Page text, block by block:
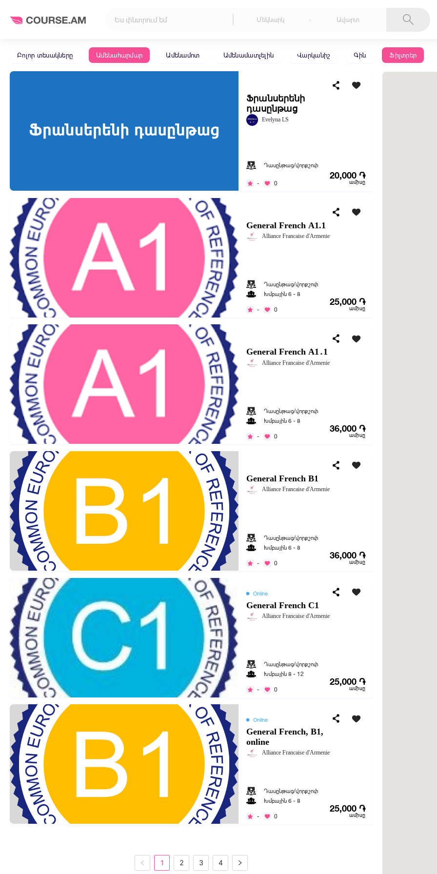
-
Բոլոր տեսակները Ամենահարմար Ամենամոտ Ամենամատչելին Վարկանիշ Գին Ֆիլտրեր
Ֆրանսերենի
դասընթաց
Evelyna LS
Դասընթաց/վորքշոփ
- 0
20,000 ֏
ամիսը
General French A1.1
Alliance Francaise d'Armenie
Դասընթաց/վորքշոփ
Խմբային 6 - 8
- 0
25,000 ֏
ամիսը
General French A1․1
Alliance Francaise d'Armenie
Դասընթաց/վորքշոփ
Խմբային 6 - 8
- 0
36,000 ֏
ամիսը
General French B1
Alliance Francaise d'Armenie
Դասընթաց/վորքշոփ
Խմբային 6 - 8
- 0
36,000 ֏
ամիսը
Online
General French C1
Alliance Francaise d'Armenie
Դասընթաց/վորքշոփ
Խմբային 8 - 12
- 0
25,000 ֏
ամիսը
Online
General French, B1,
online
Alliance Francaise d'Armenie
Դասընթաց/վորքշոփ
Խմբային 6 - 8
- 0
25,000 ֏
ամիսը
1 2 3 4